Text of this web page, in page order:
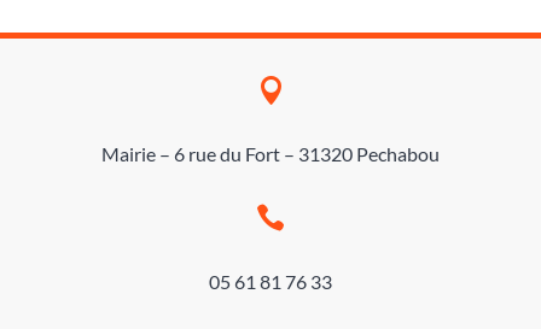

Mairie – 6 rue du Fort – 31320 Pechabou

05 61 81 76 33